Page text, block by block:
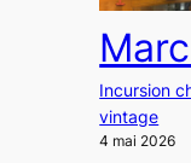
Incursion
vintage
4 mai 2026